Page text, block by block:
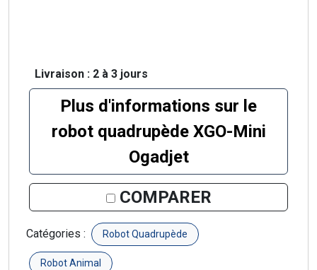
Livraison : 2 à 3 jours
Plus d'informations sur le
robot quadrupède XGO-Mini
Ogadjet
COMPARER
Catégories : Robot Quadrupède
Robot Animal